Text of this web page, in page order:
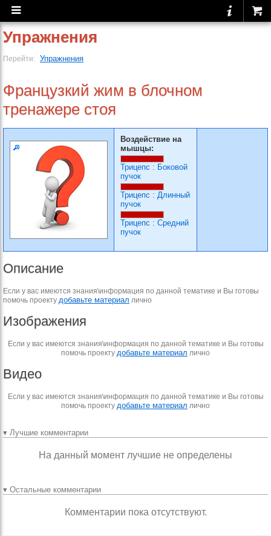
Упражнения
Перейти: Упражнения
Французкий жим в блочном
тренажере стоя
Воздействие на
мышцы:
Трицепс : Боковой
пучок
Трицепс : Длинный
пучок
Трицепс : Средний
пучок
Описание
Если у вас имеются знания\информация по данной тематике и Вы готовы
помочь проекту добавьте материал лично
Изображения
Если у вас имеются знания\информация по данной тематике и Вы готовы
помочь проекту добавьте материал лично
Видео
Если у вас имеются знания\информация по данной тематике и Вы готовы
помочь проекту добавьте материал лично
▾ Лучшие комментарии
На данный момент лучшие не определены
▾ Остальные комментарии
Комментарии пока отсутствуют.